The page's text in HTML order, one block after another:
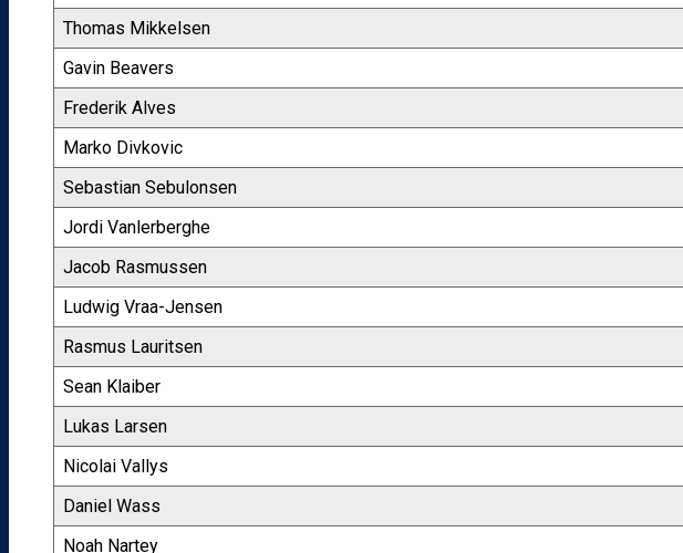
Thomas Mikkelsen
Gavin Beavers
Frederik Alves
Marko Divkovic
Sebastian Sebulonsen
Jordi Vanlerberghe
Jacob Rasmussen
Ludwig Vraa-Jensen
Rasmus Lauritsen
Sean Klaiber
Lukas Larsen
Nicolai Vallys
Daniel Wass
Noah Nartey